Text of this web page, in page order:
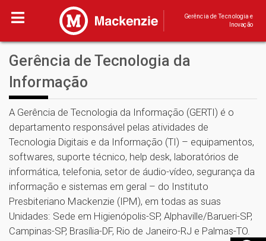
Gerência de Tecnologia e
Inovação
Gerência de Tecnologia da
Informação
A Gerência de Tecnologia da Informação (GERTI) é o
departamento responsável pelas atividades de
Tecnologia Digitais e da Informação (TI) – equipamentos,
softwares, suporte técnico, help desk, laboratórios de
informática, telefonia, setor de áudio-vídeo, segurança da
informação e sistemas em geral – do Instituto
Presbiteriano Mackenzie (IPM), em todas as suas
Unidades: Sede em Higienópolis-SP, Alphaville/Barueri-SP,
Campinas-SP, Brasília-DF, Rio de Janeiro-RJ e Palmas-TO.